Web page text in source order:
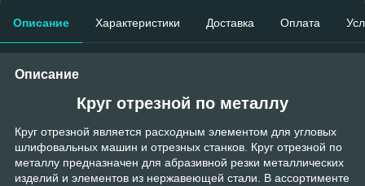
Описание Характеристики Доставка Оплата
Описание
Круг отрезной по металлу
Круг отрезной является расходным элементом для угловых
шлифовальных машин и отрезных станков. Круг отрезной по
металлу предназначен для абразивной резки металлических
изделий и элементов из нержавеющей стали. В ассортименте